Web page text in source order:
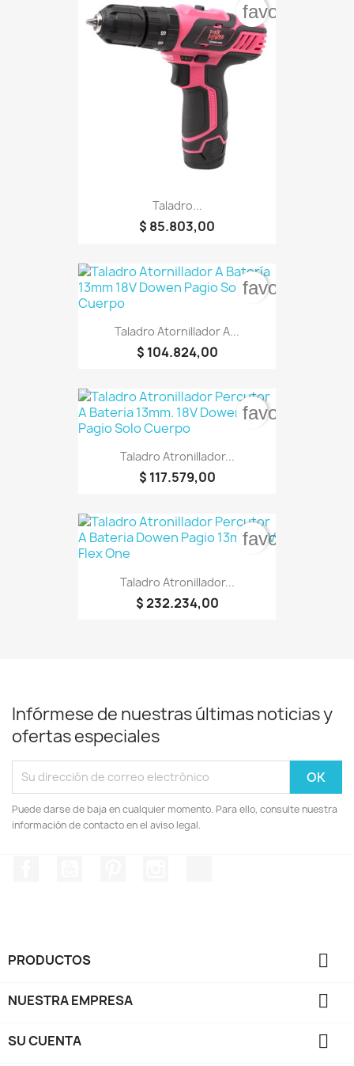
Taladro...
$ 85.803,00
Taladro Atornillador A...
$ 104.824,00
Taladro Atronillador...
$ 117.579,00
Taladro Atronillador...
$ 232.234,00
Infórmese de nuestras últimas noticias y
ofertas especiales
Puede darse de baja en cualquier momento. Para ello, consulte nuestra
información de contacto en el aviso legal.
PRODUCTOS 
NUESTRA EMPRESA 
SU CUENTA 